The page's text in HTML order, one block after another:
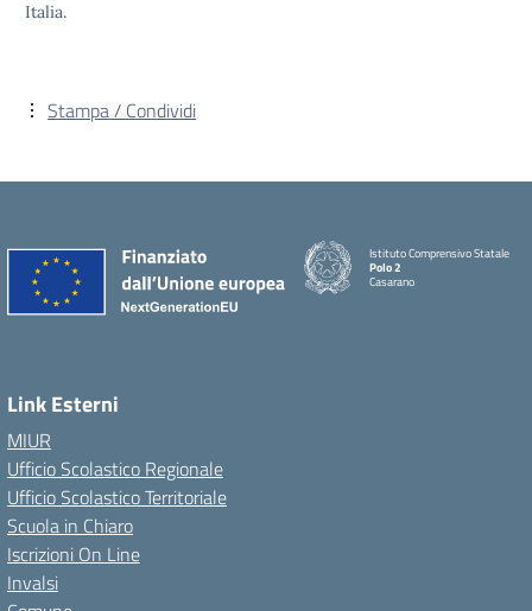
Italia.
Stampa / Condividi
Istituto Comprensivo Statale
Polo 2
Casarano
Link Esterni
MIUR
Ufficio Scolastico Regionale
Ufficio Scolastico Territoriale
Scuola in Chiaro
Iscrizioni On Line
Invalsi